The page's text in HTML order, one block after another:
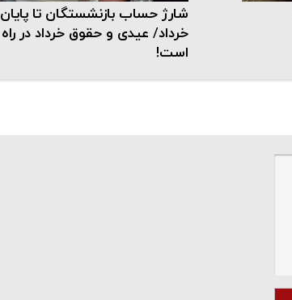
شارژ حساب بازنشستگان تا پایان
خرداد/ عیدی و حقوق خرداد در راه
است!